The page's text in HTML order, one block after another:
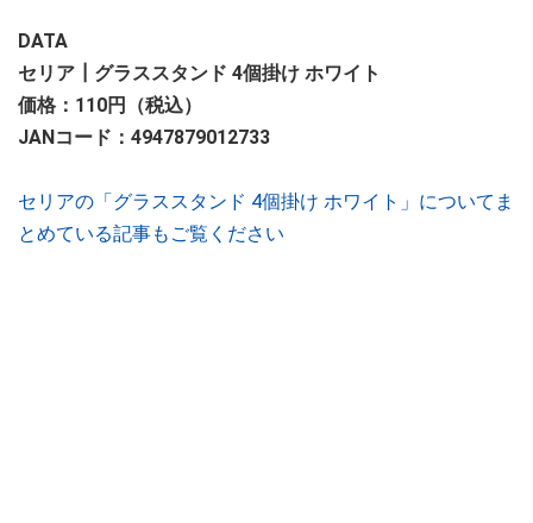
DATA
セリア┃グラススタンド 4個掛け ホワイト
価格：110円（税込）
JANコード：4947879012733
セリアの「グラススタンド 4個掛け ホワイト」についてま
とめている記事もご覧ください